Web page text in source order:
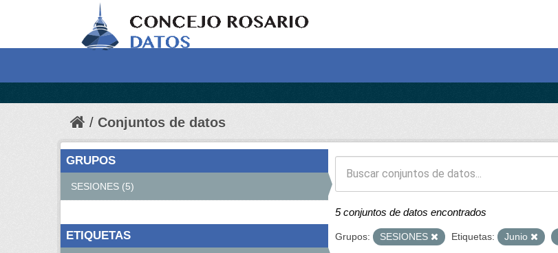
Conjuntos de datos
5 conjuntos de datos encontrados
Grupos: SESIONES Etiquetas: Junio
GRUPOS
SESIONES (5)
ETIQUETAS